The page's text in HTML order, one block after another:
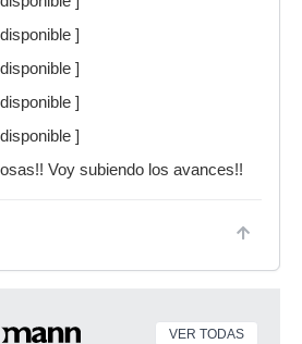
]
]
]
]
Voy subiendo los avances!!
VER TODAS